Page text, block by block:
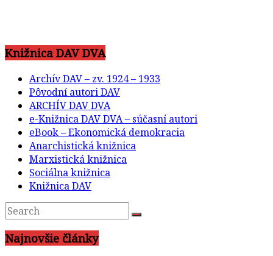
Knižnica DAV DVA
Archív DAV – zv. 1924 – 1933
Pôvodní autori DAV
ARCHÍV DAV DVA
e-Knižnica DAV DVA – súčasní autori
eBook – Ekonomická demokracia
Anarchistická knižnica
Marxistická knižnica
Sociálna knižnica
Knižnica DAV
Najnovšie články